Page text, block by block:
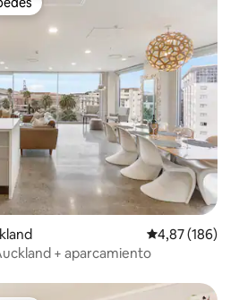
más destacados
Calificación
4,87 (186)
+ aparcamiento